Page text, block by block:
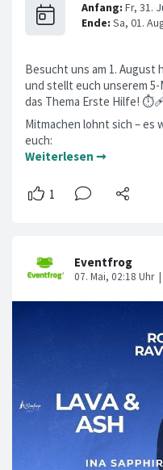
Besucht uns am 1. August
und stellt euch unserem
das Thema Erste Hilfe!
Mitmachen lohnt sich – es
euch:
Weiterlesen ➞